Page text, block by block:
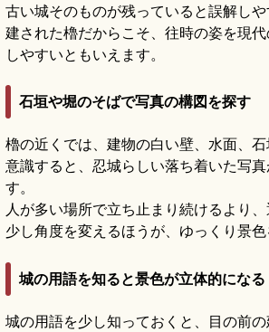
古い城そのものが残っていると誤解し
建された櫓だからこそ、往時の姿を現
しやすいともいえます。
石垣や堀のそばで写真の構図を探す
櫓の近くでは、建物の白い壁、水面、
意識すると、忍城らしい落ち着いた写
す。
人が多い場所で立ち止まり続けるより
少し角度を変えるほうが、ゆっくり景色
城の用語を知ると景色が立体的になる
城の用語を少し知っておくと、目の前